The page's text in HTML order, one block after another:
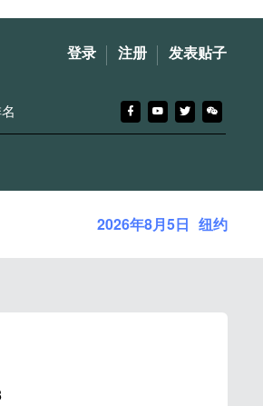
登录 注册 发表贴子
2026年8月5日 纽约